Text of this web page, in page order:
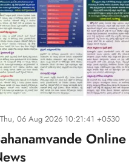
06 Aug 2026 10:21:41 +0530